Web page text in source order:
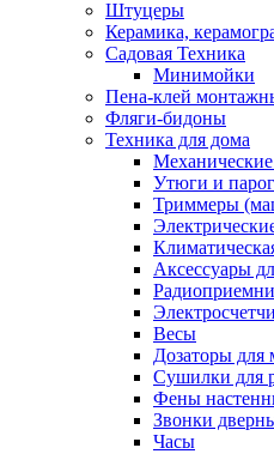
Штуцеры
Керамика,
Садовая Техника
Минимойки
Пена-клей
Фляги-бидоны
Техника для дома
Утюги и
Триммеры
Аксессуары
Весы
Дозаторы для
Сушилки для
Фены
Звонки
Часы